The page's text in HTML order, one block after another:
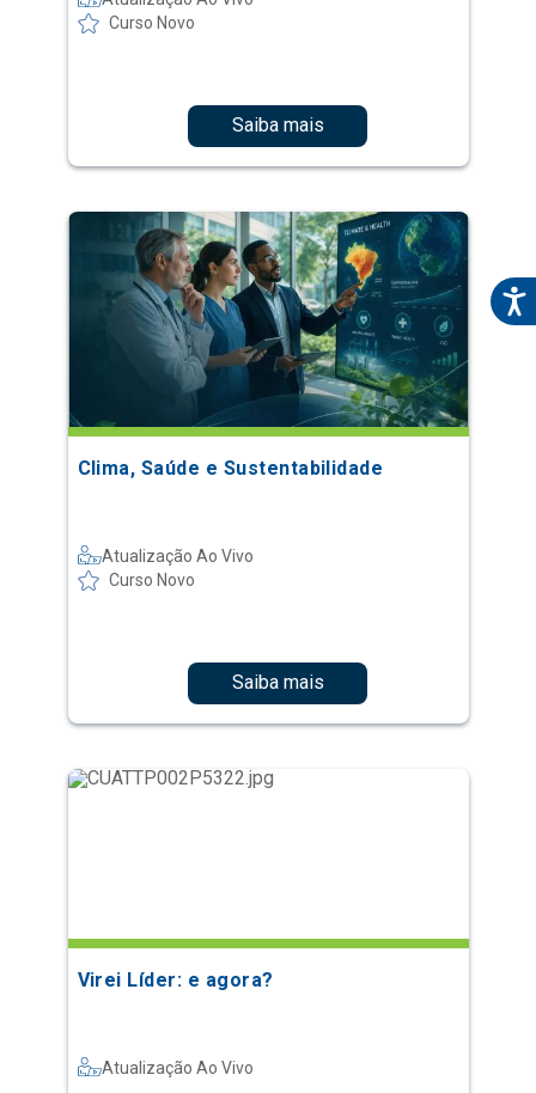
Curso Novo
Saiba mais
Clima, Saúde e Sustentabilidade
Atualização Ao Vivo
Curso Novo
Saiba mais
Virei Líder: e agora?
Atualização Ao Vivo